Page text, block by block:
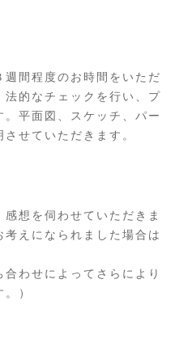
間程度のお時間をいただ
的なチェックを行い、プ
平面図、スケッチ、パー
せていただきます。
想を伺わせていただきま
えになられました場合は
合わせによってさらにより
）